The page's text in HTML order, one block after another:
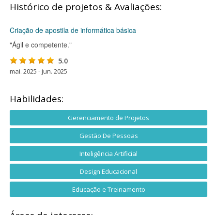
Histórico de projetos & Avaliações:
Criação de apostila de informática básica
"Ágil e competente."
5.0
mai. 2025 - jun. 2025
Habilidades:
Gerenciamento de Projetos
Gestão De Pessoas
Inteligência Artificial
Design Educacional
Educação e Treinamento